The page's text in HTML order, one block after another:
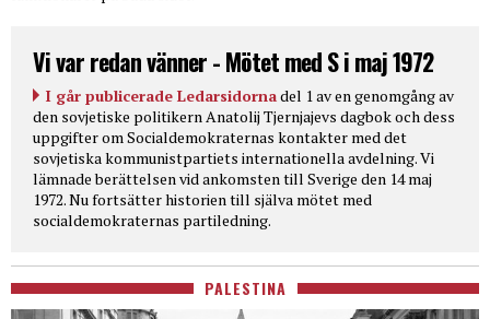
Vi var redan vänner - Mötet med S i maj 1972
I går publicerade Ledarsidornadel 1 av en genomgång av
den sovjetiske politikern Anatolij Tjernjajevs dagbok och dess
uppgifter om Socialdemokraternas kontakter med det
sovjetiska kommunistpartiets internationella avdelning. Vi
lämnade berättelsen vid ankomsten till Sverige den 14 maj
1972. Nu fortsätter historien till själva mötet med
socialdemokraternas partiledning.
PALESTINA